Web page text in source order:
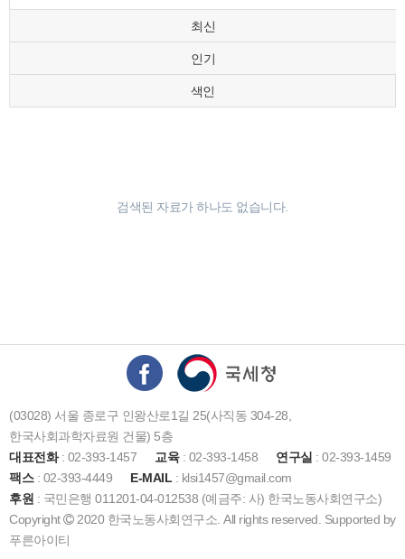
최신
인기
색인
검색된 자료가 하나도 없습니다.
(03028) 서울 종로구 인왕산로1길 25(사직동 304-28,
한국사회과학자료원 건물) 5층
대표전화: 02-393-1457 교육: 02-393-1458 연구실 : 02-393-1459
팩스: 02-393-4449 E-MAIL : klsi1457@gmail.com
후원 : 국민은행 011201-04-012538 (예금주: 사) 한국노동사회연구소)
Copyright
2020 한국노동사회연구소. All rights reserved. Supported by
푸른아이티